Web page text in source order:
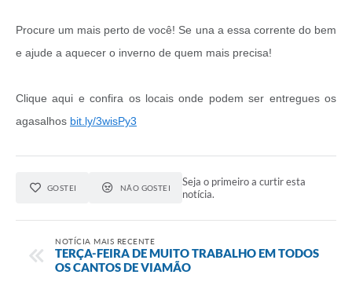
Procure um mais perto de você! Se una a essa corrente do bem
e ajude a aquecer o inverno de quem mais precisa!
Clique aqui e confira os locais onde podem ser entregues os
agasalhos bit.ly/3wisPy3
GOSTEI NÃO GOSTEI
Seja o primeiro a curtir esta
notícia.
NOTÍCIA MAIS RECENTE
TERÇA-FEIRA DE MUITO TRABALHO EM TODOS
OS CANTOS DE VIAMÃO